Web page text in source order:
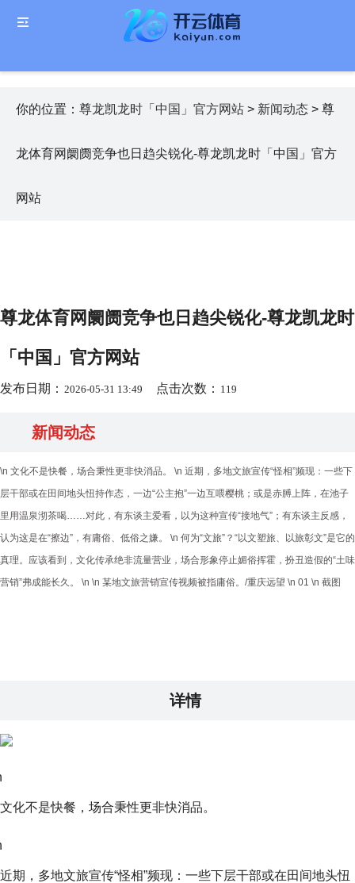
你的位置： 尊龙凯龙时「中国」官方网站 > 新闻动态 > 尊
龙体育网阛阓竞争也日趋尖锐化-尊龙凯龙时「中国」官方
网站
尊龙体育网阛阓竞争也日趋尖锐化-尊龙凯龙时
「中国」官方网站
发布日期： 2026-05-31 13:49 点击次数： 119
新闻动态
\n 文化不是快餐，场合秉性更非快消品。 \n 近期，多地文旅宣传“怪相”频现：一些下
层干部或在田间地头忸持作态，一边“公主抱”一边互喂樱桃；或是赤膊上阵，在池子
里用温泉沏茶喝……对此，有东谈主爱看，以为这种宣传“接地气”；有东谈主反感，
认为这是在“擦边”，有庸俗、低俗之嫌。 \n 何为“文旅”？“以文塑旅、以旅彰文”是它的
真理。应该看到，文化传承绝非流量营业，场合形象停止媚俗挥霍，扮丑造假的“土味
营销”弗成能长久。 \n \n 某地文旅营销宣传视频被指庸俗。/重庆远望 \n 01 \n 截图
详情
文化不是快餐，场合秉性更非快消品。
近期，多地文旅宣传“怪相”频现：一些下层干部或在田间地头忸